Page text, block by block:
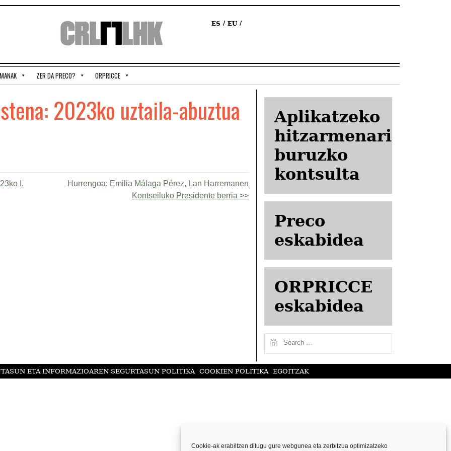
Cookie-ak erabiltzen ditugu gure webgunea eta zerbitzua optimizatzeko
ES EU
ZER DA PRECO? ORPRICCE
2023ko uztaila-abuztua
I.
Hurrengoa: Emilia Málaga Pérez, Lan Harremanen
Kontseiluko Presidente berria
Aplikatzeko
hitzarmenari
buruzko
kontsulta
Preco
eskabidea
ORPRICCE
eskabidea
ETA INFORMAZIOAREN SEGURTASUN POLITIKA COOKIEN POLITIKA EGOITZAK